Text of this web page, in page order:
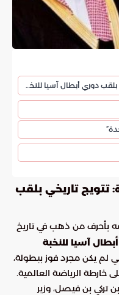
الأهلي يتربع على عرش القارة: تتويج تاريخي بلقب دوري أبطال آسيا للنخبة
تتويج تاريخي بلقب
بأحرف من ذهب في تاريخ
آسيا للنخبة
النوعي لم يكن مجرد فوز ببطولة،
خارطة الرياضة العالمية.
تركي بن فيصل، وزير